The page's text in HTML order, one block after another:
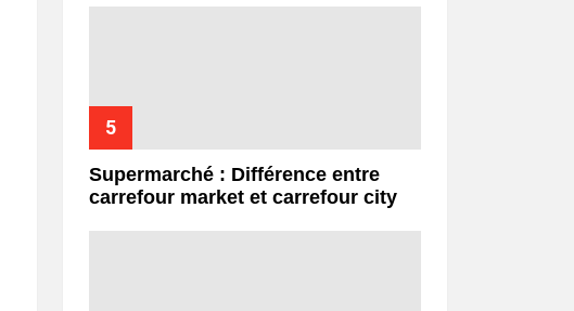
Supermarché : Différence entre
carrefour market et carrefour city